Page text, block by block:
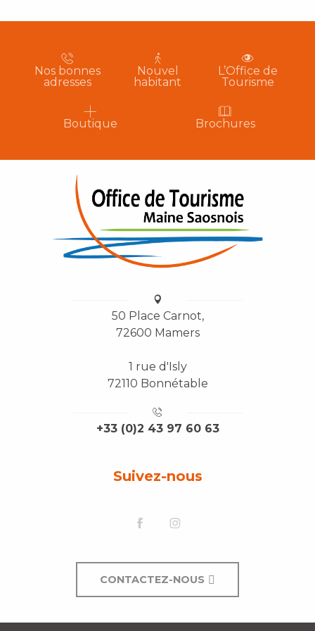
Nos bonnes
adresses
Nouvel
habitant
L’Office de
Tourisme
Boutique Brochures
50 Place Carnot,
72600 Mamers
1 rue d'Isly
72110 Bonnétable
+33 (0)2 43 97 60 63
Suivez-nous
CONTACTEZ-NOUS